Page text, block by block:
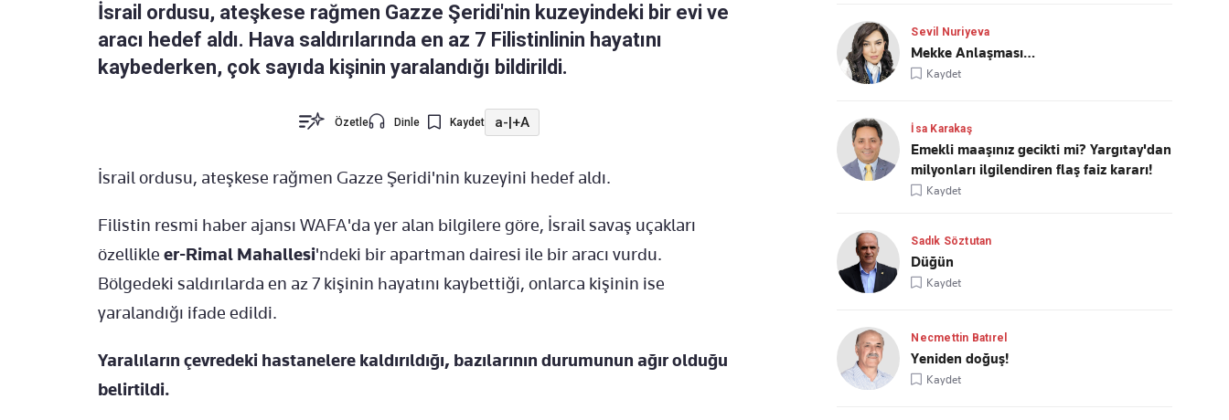
İsrail ordusu, ateşkese rağmen Gazze Şeridi'nin kuzeyindeki bir evi ve
aracı hedef aldı. Hava saldırılarında en az 7 Filistinlinin hayatını
kaybederken, çok sayıda kişinin yaralandığı bildirildi.
Özetle Dinle Kaydet a-|+A
İsrail ordusu, ateşkese rağmen Gazze Şeridi'nin kuzeyini hedef aldı.
Filistin resmi haber ajansı WAFA'da yer alan bilgilere göre, İsrail savaş uçakları
özellikle er-Rimal Mahallesi'ndeki bir apartman dairesi ile bir aracı vurdu.
Bölgedeki saldırılarda en az 7 kişinin hayatını kaybettiği, onlarca kişinin ise
yaralandığı ifade edildi.
Yaralıların çevredeki hastanelere kaldırıldığı, bazılarının durumunun ağır olduğu
belirtildi.
Sevil Nuriyeva
Mekke Anlaşması…
Kaydet
İsa Karakaş
Emekli maaşınız gecikti mi? Yargıtay'dan
milyonları ilgilendiren flaş faiz kararı!
Kaydet
Sadık Söztutan
Düğün
Kaydet
Necmettin Batırel
Yeniden doğuş!
Kaydet